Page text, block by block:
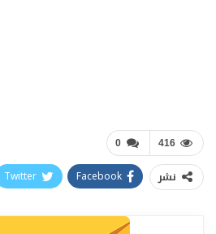
0 416
نشر Facebook
Twitter